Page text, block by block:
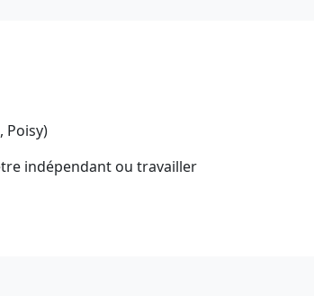
Poisy)
indépendant ou travailler